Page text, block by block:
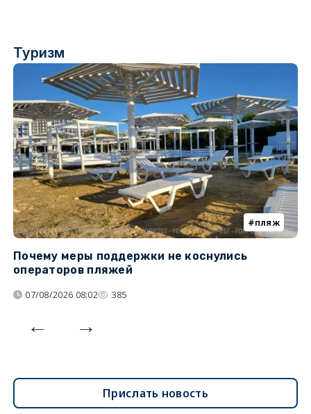
Туризм
пляж
Почему меры поддержки не коснулись
операторов пляжей
07/08/2026 08:02 385
Прислать новость